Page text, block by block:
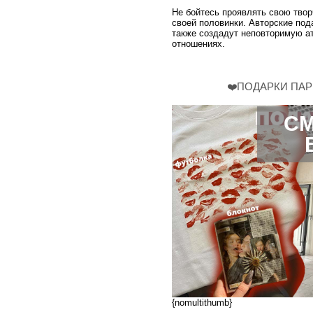
Не бойтесь проявлять свою
своей половинки. Авторские
также создадут неповторимую
отношениях.
❤️ПОДАРКИ
{nomultithumb}